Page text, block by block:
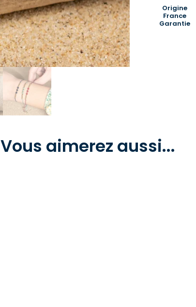
Origine
France
Garantie
Vous aimerez aussi...